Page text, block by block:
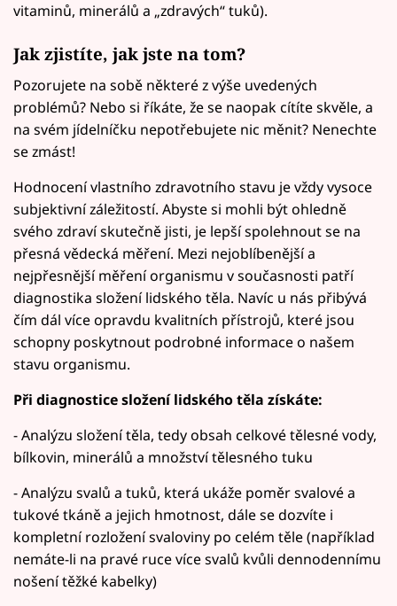
vitaminů, minerálů a „zdravých“ tuků).
Jak zjistíte, jak jste na tom?
Pozorujete na sobě některé z výše uvedených
problémů? Nebo si říkáte, že se naopak cítíte skvěle, a
na svém jídelníčku nepotřebujete nic měnit? Nenechte
se zmást!
Hodnocení vlastního zdravotního stavu je vždy vysoce
subjektivní záležitostí. Abyste si mohli být ohledně
svého zdraví skutečně jisti, je lepší spolehnout se na
přesná vědecká měření. Mezi nejoblíbenější a
nejpřesnější měření organismu v současnosti patří
diagnostika složení lidského těla. Navíc u nás přibývá
čím dál více opravdu kvalitních přístrojů, které jsou
schopny poskytnout podrobné informace o našem
stavu organismu.
Při diagnostice složení lidského těla získáte:
- Analýzu složení těla, tedy obsah celkové tělesné vody,
bílkovin, minerálů a množství tělesného tuku
- Analýzu svalů a tuků, která ukáže poměr svalové a
tukové tkáně a jejich hmotnost, dále se dozvíte i
kompletní rozložení svaloviny po celém těle (například
nemáte-li na pravé ruce více svalů kvůli dennodennímu
nošení těžké kabelky)